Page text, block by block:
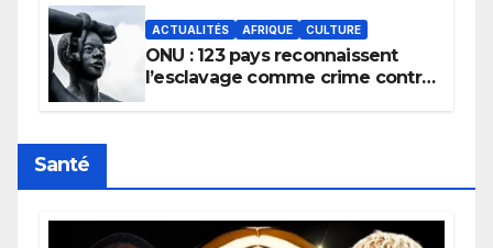
ACTUALITÉS AFRIQUE CULTURE
ONU : 123 pays reconnaissent
l’esclavage comme crime contre
Santé